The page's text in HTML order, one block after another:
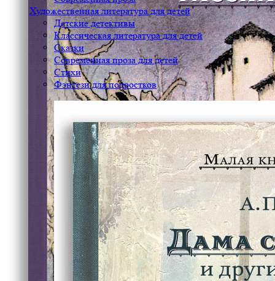
Художественная литература для детей
Детские детективы
Классическая литература для детей
Сказки
Современная проза для детей
Стихи
Фэнтези для подростков